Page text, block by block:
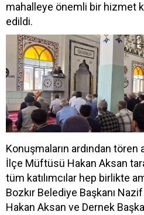
mahalleye önemli bir hizmet
edildi.
Konuşmaların ardından tören
İlçe Müftüsü Hakan Aksan
tüm katılımcılar hep birlikte
Bozkır Belediye Başkanı
Hakan Aksan ve Dernek